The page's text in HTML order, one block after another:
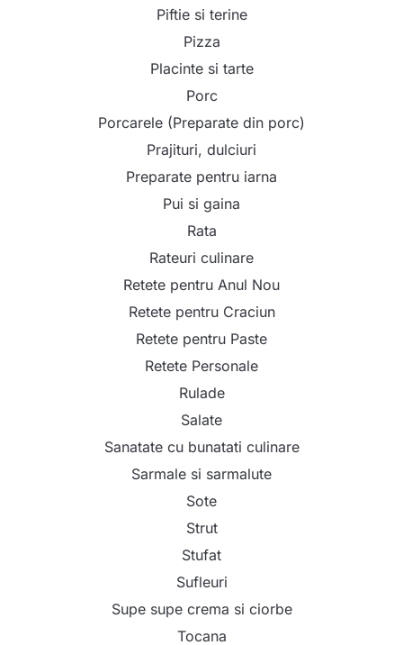
Piftie si terine
Pizza
Placinte si tarte
Porc
Porcarele (Preparate din porc)
Prajituri, dulciuri
Preparate pentru iarna
Pui si gaina
Rata
Rateuri culinare
Retete pentru Anul Nou
Retete pentru Craciun
Retete pentru Paste
Retete Personale
Rulade
Salate
Sanatate cu bunatati culinare
Sarmale si sarmalute
Sote
Strut
Stufat
Sufleuri
Supe supe crema si ciorbe
Tocana